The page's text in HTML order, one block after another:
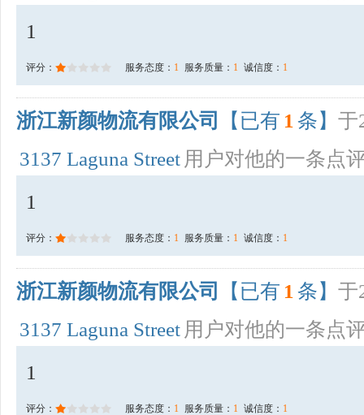
1
评分： 服务态度： 1 服务质量： 1 诚信度： 1
浙江新颜物流有限公司 【已有 1 条】 于
3137 Laguna Street 用户对他的一条点
1
评分： 服务态度： 1 服务质量： 1 诚信度： 1
浙江新颜物流有限公司 【已有 1 条】 于
3137 Laguna Street 用户对他的一条点
1
评分： 服务态度： 1 服务质量： 1 诚信度： 1